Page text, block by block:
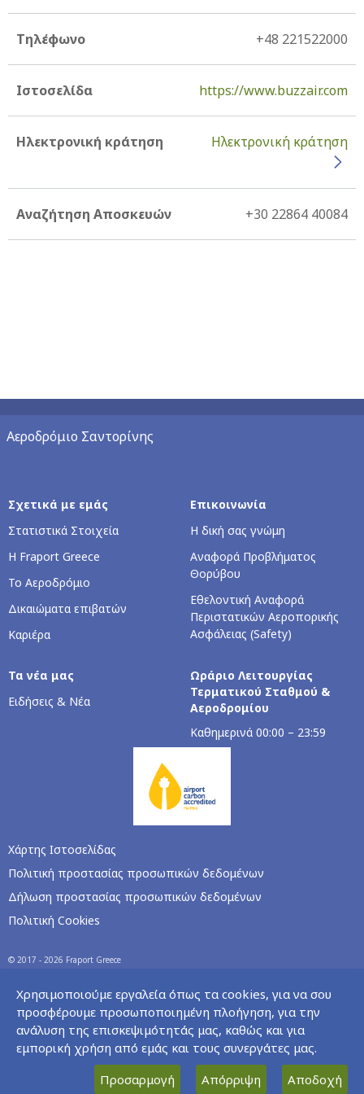
Τηλέφωνο +48 221522000
Ιστοσελίδα https://www.buzzair.com
Ηλεκτρονική κράτηση Ηλεκτρονική κράτηση
Αναζήτηση Αποσκευών +30 22864 40084
Αεροδρόμιο Σαντορίνης
Σχετικά με εμάς
Στατιστικά Στοιχεία
Η Fraport Greece
Το Αεροδρόμιο
Δικαιώματα επιβατών
Καριέρα
Επικοινωνία
Η δική σας γνώμη
Αναφορά Προβλήματος
Θορύβου
Εθελοντική Αναφορά
Περιστατικών Αεροπορικής
Ασφάλειας (Safety)
Τα νέα μας
Ειδήσεις & Νέα
Ωράριο Λειτουργίας
Τερματικού Σταθμού &
Αεροδρομίου
Καθημερινά 00:00 – 23:59
Χάρτης Ιστοσελίδας
Πολιτική προστασίας προσωπικών δεδομένων
Δήλωση προστασίας προσωπικών δεδομένων
Πολιτική Cookies
© 2017 - 2026 Fraport Greece
Χρησιμοποιούμε εργαλεία όπως τα cookies, για να σου
προσφέρουμε προσωποποιημένη πλοήγηση, για την
ανάλυση της επισκεψιμότητάς μας, καθώς και για
εμπορική χρήση από εμάς και τους συνεργάτες μας.
Προσαρμογή
Απόρριψη Αποδοχή